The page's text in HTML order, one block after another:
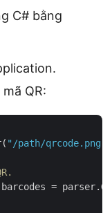
C# bằng
QR:
"/path/qrcode.png"
=